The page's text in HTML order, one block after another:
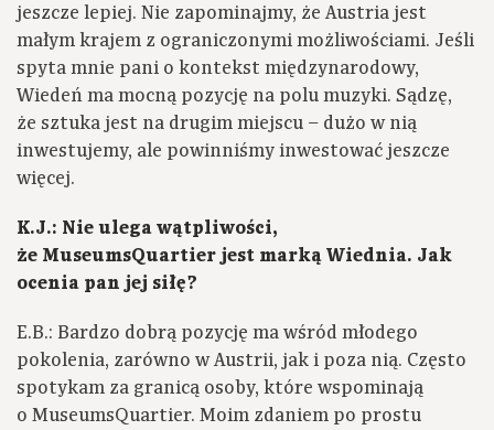
jeszcze lepiej. Nie zapominajmy, że Austria jest
małym krajem z ograniczonymi możliwościami. Jeśli
spyta mnie pani o kontekst międzynarodowy,
Wiedeń ma mocną pozycję na polu muzyki. Sądzę,
że sztuka jest na drugim miejscu – dużo w nią
inwestujemy, ale powinniśmy inwestować jeszcze
więcej.
K.J.: Nie ulega wątpliwości,
że MuseumsQuartier jest marką Wiednia. Jak
ocenia pan jej siłę?
E.B.: Bardzo dobrą pozycję ma wśród młodego
pokolenia, zarówno w Austrii, jak i poza nią. Często
spotykam za granicą osoby, które wspominają
o MuseumsQuartier. Moim zdaniem po prostu